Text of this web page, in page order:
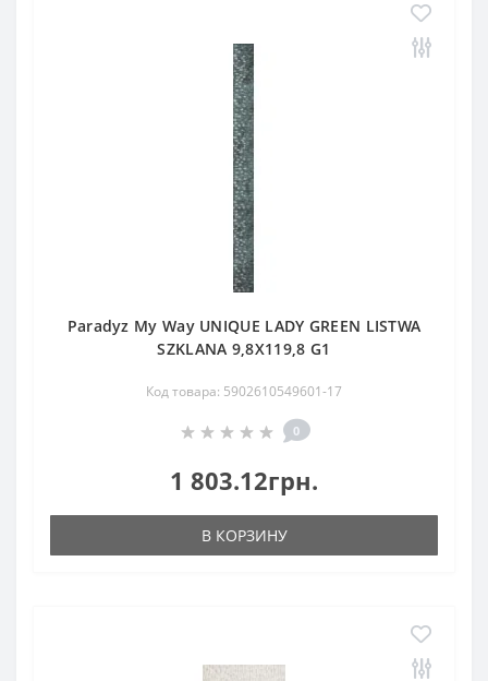
Paradyz My Way UNIQUE LADY GREEN LISTWA
SZKLANA 9,8X119,8 G1
Код товара: 5902610549601-17
0
1 803.12грн.
В КОРЗИНУ